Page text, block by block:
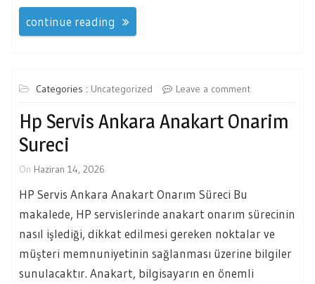
continue reading
Categories : Uncategorized Leave a comment
Hp Servis Ankara Anakart Onarim
Sureci
On Haziran 14, 2026
HP Servis Ankara Anakart Onarım Süreci Bu
makalede, HP servislerinde anakart onarım sürecinin
nasıl işlediği, dikkat edilmesi gereken noktalar ve
müşteri memnuniyetinin sağlanması üzerine bilgiler
sunulacaktır. Anakart, bilgisayarın en önemli